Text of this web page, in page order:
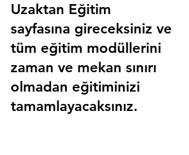
Uzaktan Eğitim
sayfasına gireceksiniz ve
tüm eğitim modüllerini
zaman ve mekan sınırı
olmadan eğitiminizi
tamamlayacaksınız.